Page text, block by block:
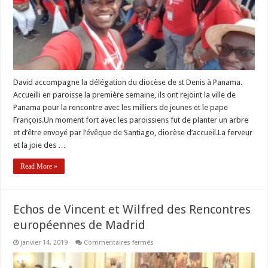
93
David accompagne la délégation du diocèse de st Denis à Panama.
Accueilli en paroisse la première semaine, ils ont rejoint la ville de
Panama pour la rencontre avec les milliers de jeunes et le pape
François.Un moment fort avec les paroissiens fut de planter un arbre
et d’être envoyé par l’évêque de Santiago, diocèse d’accueil.La ferveur
et la joie des …
Read More »
Echos de Vincent et Wilfred des Rencontres
européennes de Madrid
janvier 14, 2019 Commentaires fermés
de
Vincent